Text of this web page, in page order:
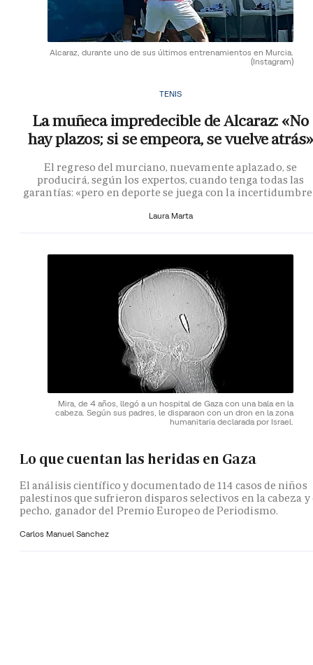
Alcaraz, durante uno de sus últimos entrenamientos en Murcia.
(Instagram)
TENIS
La muñeca impredecible de Alcaraz: «No
hay plazos; si se empeora, se vuelve atrás»
El regreso del murciano, nuevamente aplazado, se
producirá, según los expertos, cuando tenga todas las
garantías: «pero en deporte se juega con la
Laura Marta
Mira, de 4 años, llegó a un hospital de Gaza con una bala en la
cabeza. Según sus padres, le disparaon con un dron en la zona
humanitaria declarada por Israel.
Lo que cuentan las heridas en Gaza
El análisis científico y documentado de 114 casos de niños
palestinos que sufrieron disparos selectivos en la cabeza y
pecho, ganador del Premio Europeo de Periodismo.
Carlos Manuel Sanchez